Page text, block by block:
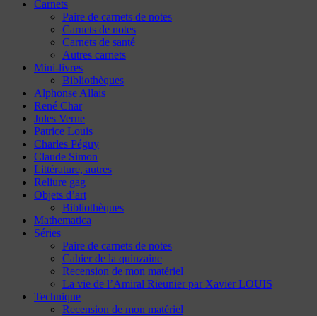
Carnets
Paire de carnets de notes
Carnets de notes
Carnets de santé
Autres carnets
Mini-livres
Bibliothèques
Alphonse Allais
René Char
Jules Verne
Patrice Louis
Charles Péguy
Claude Simon
Littérature, autres
Reliure gag
Objets d’art
Bibliothèques
Mathematica
Séries
Paire de carnets de notes
Cahier de la quinzaine
Recension de mon matériel
La vie de l’Amiral Rieunier par Xavier LOUIS
Technique
Recension de mon matériel